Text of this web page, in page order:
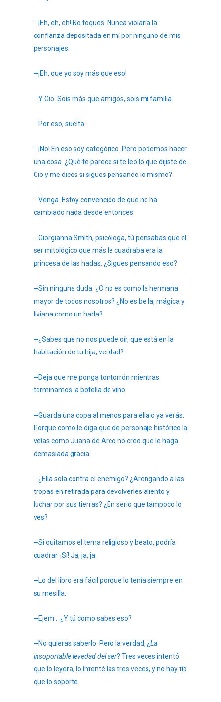
─¡Eh, eh, eh! No toques. Nunca violaría la
confianza depositada en mí por ninguno de mis
personajes.
─¡Eh, que yo soy más que eso!
─Y Gio. Sois más que amigos, sois mi familia.
─Por eso, suelta.
─¡No! En eso soy categórico. Pero podemos hacer
una cosa. ¿Qué te parece si te leo lo que dijiste de
Gio y me dices si sigues pensando lo mismo?
─Venga. Estoy convencido de que no ha
cambiado nada desde entonces.
─Giorgianna Smith, psicóloga, tú pensabas que el
ser mitológico que más le cuadraba era la
princesa de las hadas. ¿Sigues pensando eso?
─Sin ninguna duda. ¿O no es como la hermana
mayor de todos nosotros? ¿No es bella, mágica y
liviana como un hada?
─¿Sabes que no nos puede oír, que está en la
habitación de tu hija, verdad?
─Deja que me ponga tontorrón mientras
terminamos la botella de vino.
─Guarda una copa al menos para ella o ya verás.
Porque como le diga que de personaje histórico la
veías como Juana de Arco no creo que le haga
demasiada gracia.
─¿Ella sola contra el enemigo? ¿Arengando a las
tropas en retirada para devolverles aliento y
luchar por sus tierras? ¿En serio que tampoco lo
ves?
─Si quitamos el tema religioso y beato, podría
cuadrar. ¡Sí! Ja, ja, ja.
─Lo del libro era fácil porque lo tenía siempre en
su mesilla.
─Ejem… ¿Y tú como sabes eso?
─No quieras saberlo. Pero la verdad, ¿La
insoportable levedad del ser? Tres veces intentó
que lo leyera, lo intenté las tres veces, y no hay tío
que lo soporte.